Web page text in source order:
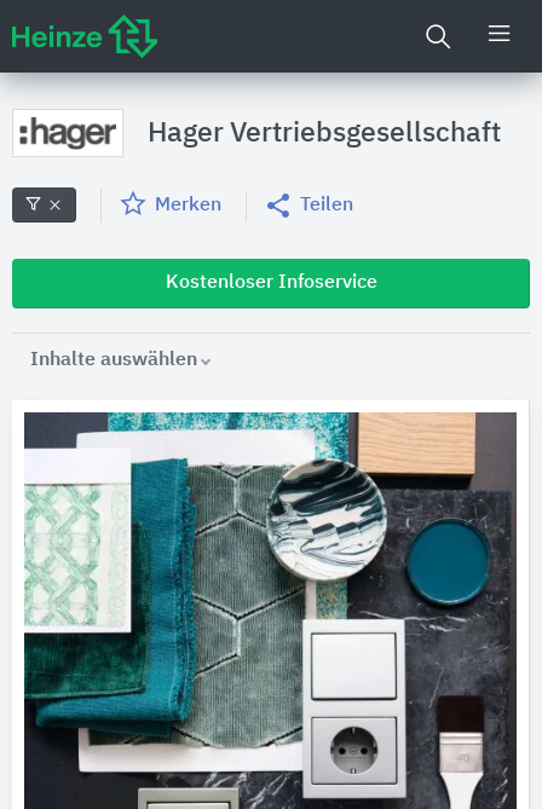
Hager Vertriebsgesellschaft
Merken Teilen
Kostenloser Infoservice
Inhalte auswählen